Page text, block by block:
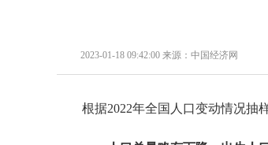
2023-01-18 09:42:00 来源：中国经济网
根据2022年全国人口变动情况抽